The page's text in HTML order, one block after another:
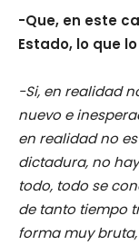
-Que, en este
Estado, lo que
-Si, en realidad
nuevo e
en realidad no
dictadura, no
todo, todo se
de tanto tiempo
forma muy